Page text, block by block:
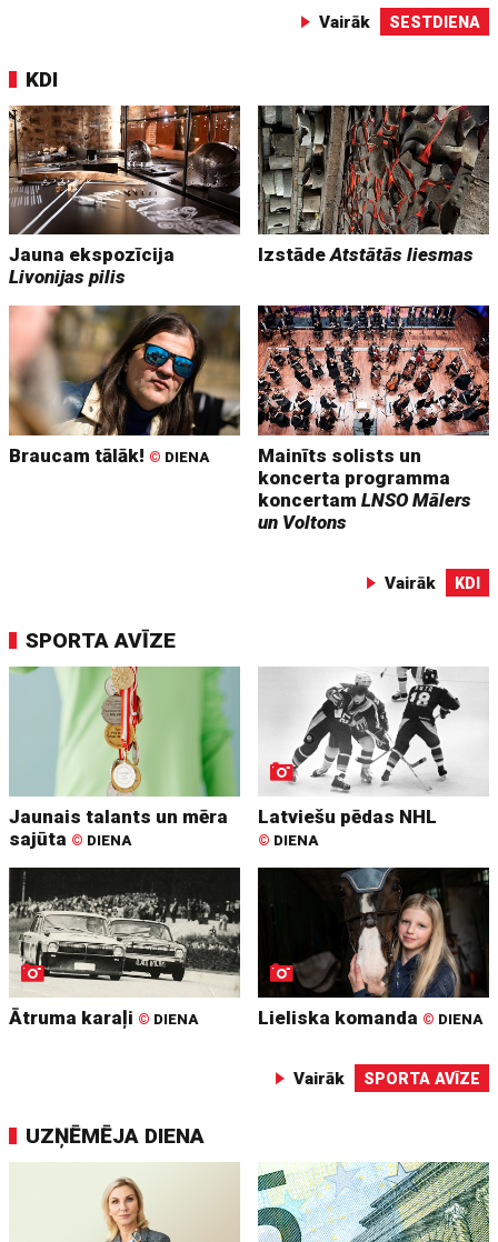
Vairāk SESTDIENA
KDI
Jauna ekspozīcija
Livonijas pilis
IzstādeAtstātās liesmas
Braucam tālāk! © DIENA
Mainīts solists un
koncerta programma
koncertamLNSO Mālers
un Voltons
Vairāk KDI
SPORTA AVĪZE
Jaunais talants un mēra
sajūta © DIENA
Latviešu pēdas NHL
© DIENA
Ātruma karaļi © DIENA Lieliska komanda © DIENA
Vairāk SPORTA AVĪZE
UZŅĒMĒJA DIENA